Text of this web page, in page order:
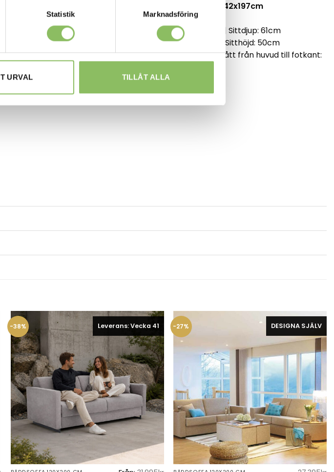
Statistik Marknadsföring
URVAL TILLÅT ALLA
Längd: 171cm
Djup: 109cm | Sittdjup: 61cm
höjd: 98cm | Sitthöjd: 50cm
Utbäddat mått från huvud till fotkant:
Bäddmått 142x197cm
Längd: 191cm
Djup: 109cm | Sittdjup: 61cm
höjd: 98cm | Sitthöjd: 50cm
Utbäddat mått från huvud till fotkant:
-38% Leverans: Vecka 41 -27% DESIGNA SJÄLV